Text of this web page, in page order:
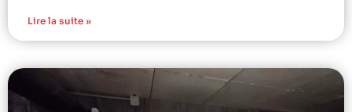
Lire la suite »